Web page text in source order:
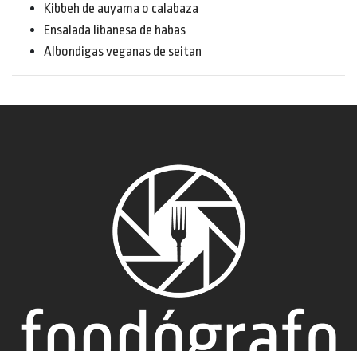
Kibbeh de auyama o calabaza
Ensalada libanesa de habas
Albondigas veganas de seitan